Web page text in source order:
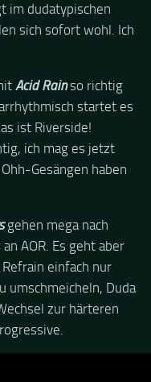
im dudatypischen
sich sofort wohl. Ich
Acid Rainso richtig
startet es
ist Riverside!
ich mag es jetzt
Gesängen haben
gehen mega nach
AOR. Es geht aber
einfach nur
umschmeicheln, Duda
zur härteren